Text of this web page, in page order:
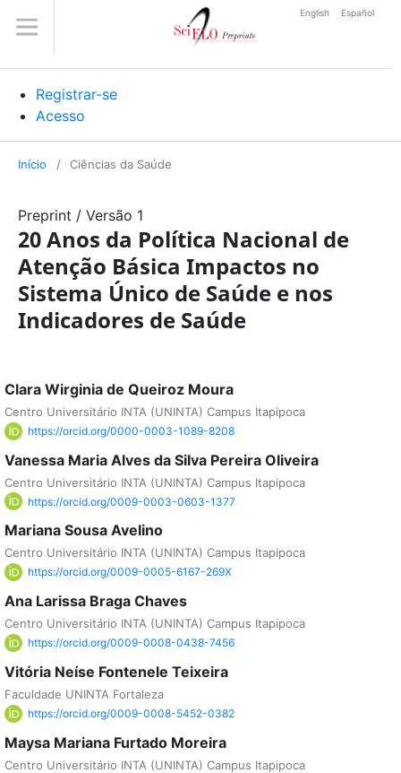
Registrar-se
Acesso
English Español
Início / Ciências da Saúde
Preprint / Versão 1
20 Anos da Política Nacional de
Atenção Básica Impactos no
Sistema Único de Saúde e nos
Indicadores de Saúde
Clara Wirginia de Queiroz Moura
Centro Universitário INTA (UNINTA) Campus Itapipoca
https://orcid.org/0000-0003-1089-8208
Vanessa Maria Alves da Silva Pereira Oliveira
Centro Universitário INTA (UNINTA) Campus Itapipoca
https://orcid.org/0009-0003-0603-1377
Mariana Sousa Avelino
Centro Universitário INTA (UNINTA) Campus Itapipoca
https://orcid.org/0009-0005-6167-269X
Ana Larissa Braga Chaves
Centro Universitário INTA (UNINTA) Campus Itapipoca
https://orcid.org/0009-0008-0438-7456
Vitória Neíse Fontenele Teixeira
Faculdade UNINTA Fortaleza
https://orcid.org/0009-0008-5452-0382
Maysa Mariana Furtado Moreira
Centro Universitário INTA (UNINTA) Campus Itapipoca